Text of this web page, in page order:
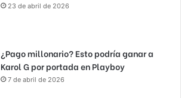
23 de abril de 2026
¿Pago millonario? Esto podría ganar a
Karol G por portada en Playboy
7 de abril de 2026